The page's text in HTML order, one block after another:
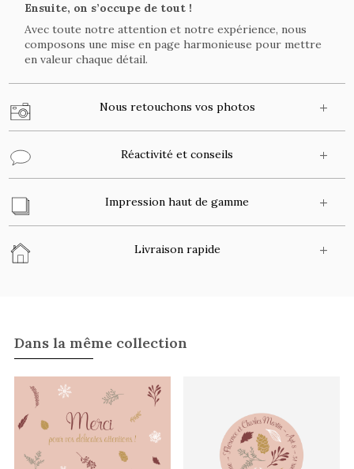
Ensuite, on s’occupe de tout !
Avec toute notre attention et notre expérience, nous
composons une mise en page harmonieuse pour mettre
en valeur chaque détail.
Nous retouchons vos photos
Réactivité et conseils
Impression haut de gamme
Livraison rapide
Dans la même collection